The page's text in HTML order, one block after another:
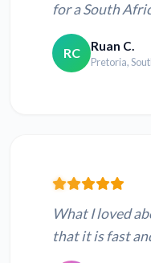
for a South
RC Ruan C.
Pretoria,
What I loved
that it is fast